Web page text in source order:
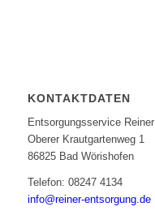
KONTAKTDATEN
Entsorgungsservice Reiner
Oberer Krautgartenweg 1
86825 Bad Wörishofen
Telefon: 08247 4134
info@reiner-entsorgung.de